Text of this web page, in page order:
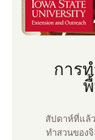
การ
สัปดาห์ที่แล้
ทําสวนของ